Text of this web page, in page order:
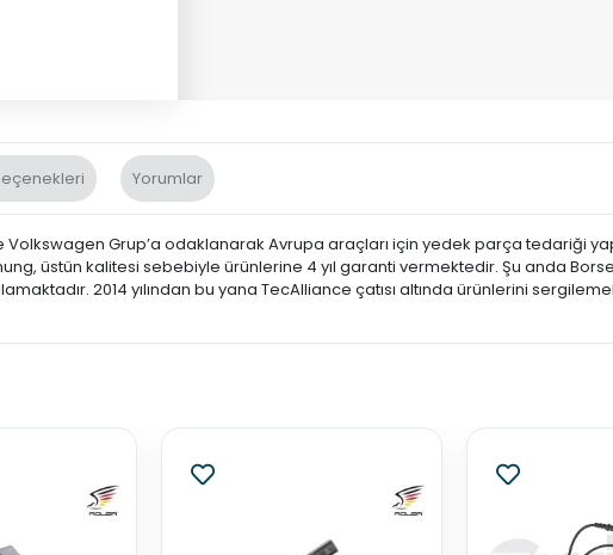
Yorumlar
Volkswagen Grup’a odaklanarak Avrupa araçları için yedek parça tedariği
üstün kalitesi sebebiyle ürünlerine 4 yıl garanti vermektedir. Şu anda
2014 yılından bu yana TecAlliance çatısı altında ürünlerini